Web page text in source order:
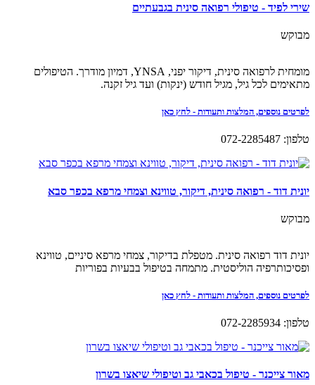
שירי לפיד - טיפולי רפואה סינית בגבעתיים
מבוקש
מומחית לרפואה סינית, דיקור יפני, YNSA, דמיון מודרך. הטיפולים
מתאימים לכל גיל, מגיל חודש (ינקות) ועד גיל זקנה.
לפרטים נוספים, המלצות ותעודות - לחץ כאן
טלפון: 072-2285487
יונית דוד - רפואה סינית, דיקור, טווינא וצמחי מרפא בכפר סבא
מבוקש
יונית דוד רפואה סינית. מטפלת בדיקור, צמחי מרפא סיניים, טווינא
ופסיכותרפיה הוליסטית. מתמחה בטיפול בבעיות בפוריות
לפרטים נוספים, המלצות ותעודות - לחץ כאן
טלפון: 072-2285934
מאור צייכנר - טיפול בכאבי גב וטיפולי שיאצו בשרון